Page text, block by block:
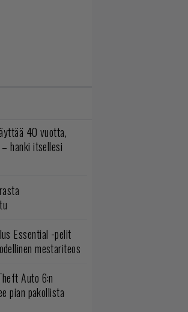
40 vuotta,
– hanki itsellesi
Essential -pelit
mestariteos
Auto 6:n
pian pakollista